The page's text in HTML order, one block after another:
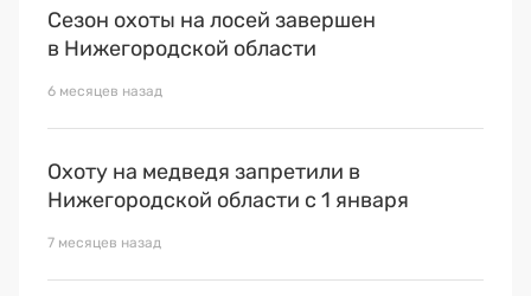
Сезон охоты на лосей завершен
в Нижегородской области
6 месяцев назад
Охоту на медведя запретили в
Нижегородской области с 1 января
7 месяцев назад